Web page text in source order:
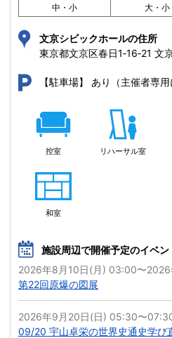
中・小
大・小
文京シビックホールの住所
東京都文京区春日1‐16‐21 文
【駐車場】 あり（主催者専用
控室 リハーサル室
和室
施設周辺で開催予定のイベン
2026年8月10日(月) 03:00〜
第22回原爆の図展
2026年9月20日(日) 05:30〜
09/20 宇山卓栄の世界史通史学び